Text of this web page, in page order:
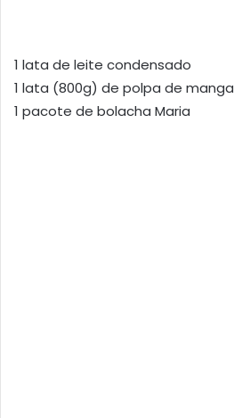
1 lata de leite condensado
1 lata (800g) de polpa de manga
1 pacote de bolacha Maria